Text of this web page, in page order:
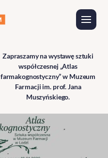
Zapraszamy na wystawę sztuki
współczesnej „Atlas
farmakognostyczny” w Muzeum
Farmacji im. prof. Jana
Muszyńskiego.